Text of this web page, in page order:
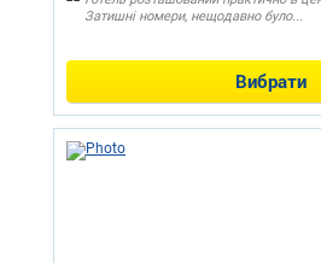
Затишні номери, нещодавно було...
Вибрати